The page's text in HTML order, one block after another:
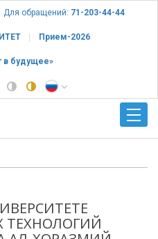
Для обращений: 71-203-44-44
Прием-2026
в будущее»